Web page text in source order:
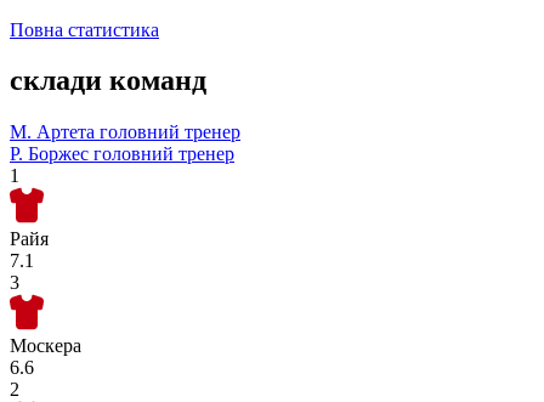
Повна статистика
склади команд
М. Артета головний тренер
Р. Боржес головний тренер
1
Райя
7.1
3
Москера
6.6
2